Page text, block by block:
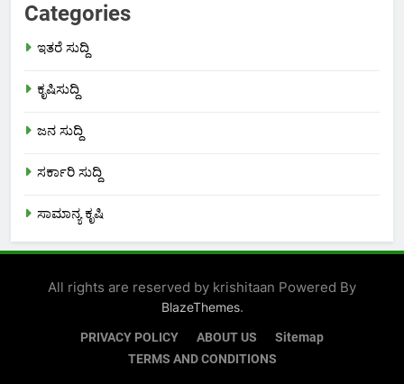
Categories
ಇತರೆ ಸುದ್ದಿ
ಕೃಷಿಸುದ್ದಿ
ಜನ ಸುದ್ದಿ
ಸರ್ಕಾರಿ ಸುದ್ದಿ
ಸಾಮಾನ್ಯ ಕೃಷಿ
All rights are reserved by krishitaan Powered By
BlazeThemes.
PRIVACY POLICY ABOUT US
Sitemap
TERMS AND CONDITIONS